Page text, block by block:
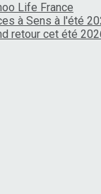
Life France
à Sens à l'été
retour cet été